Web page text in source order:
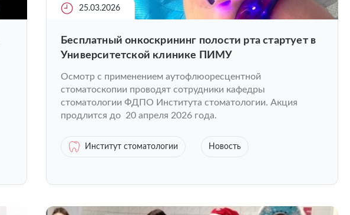
25.03.2026
Бесплатный онкоскрининг полости рта стартует в
Университетской клинике ПИМУ
Осмотр с применением аутофлюоресцентной
стоматоскопии проводят сотрудники кафедры
стоматологии ФДПО Института стоматологии. Акция
продлится до 20 апреля 2026 года.
Институт стоматологии Новость